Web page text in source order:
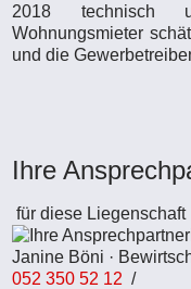
2018 technisch
Wohnungsmieter
und die
Ihre
für diese Liegenschaft
Janine Böni ·
052 350 52 12 /